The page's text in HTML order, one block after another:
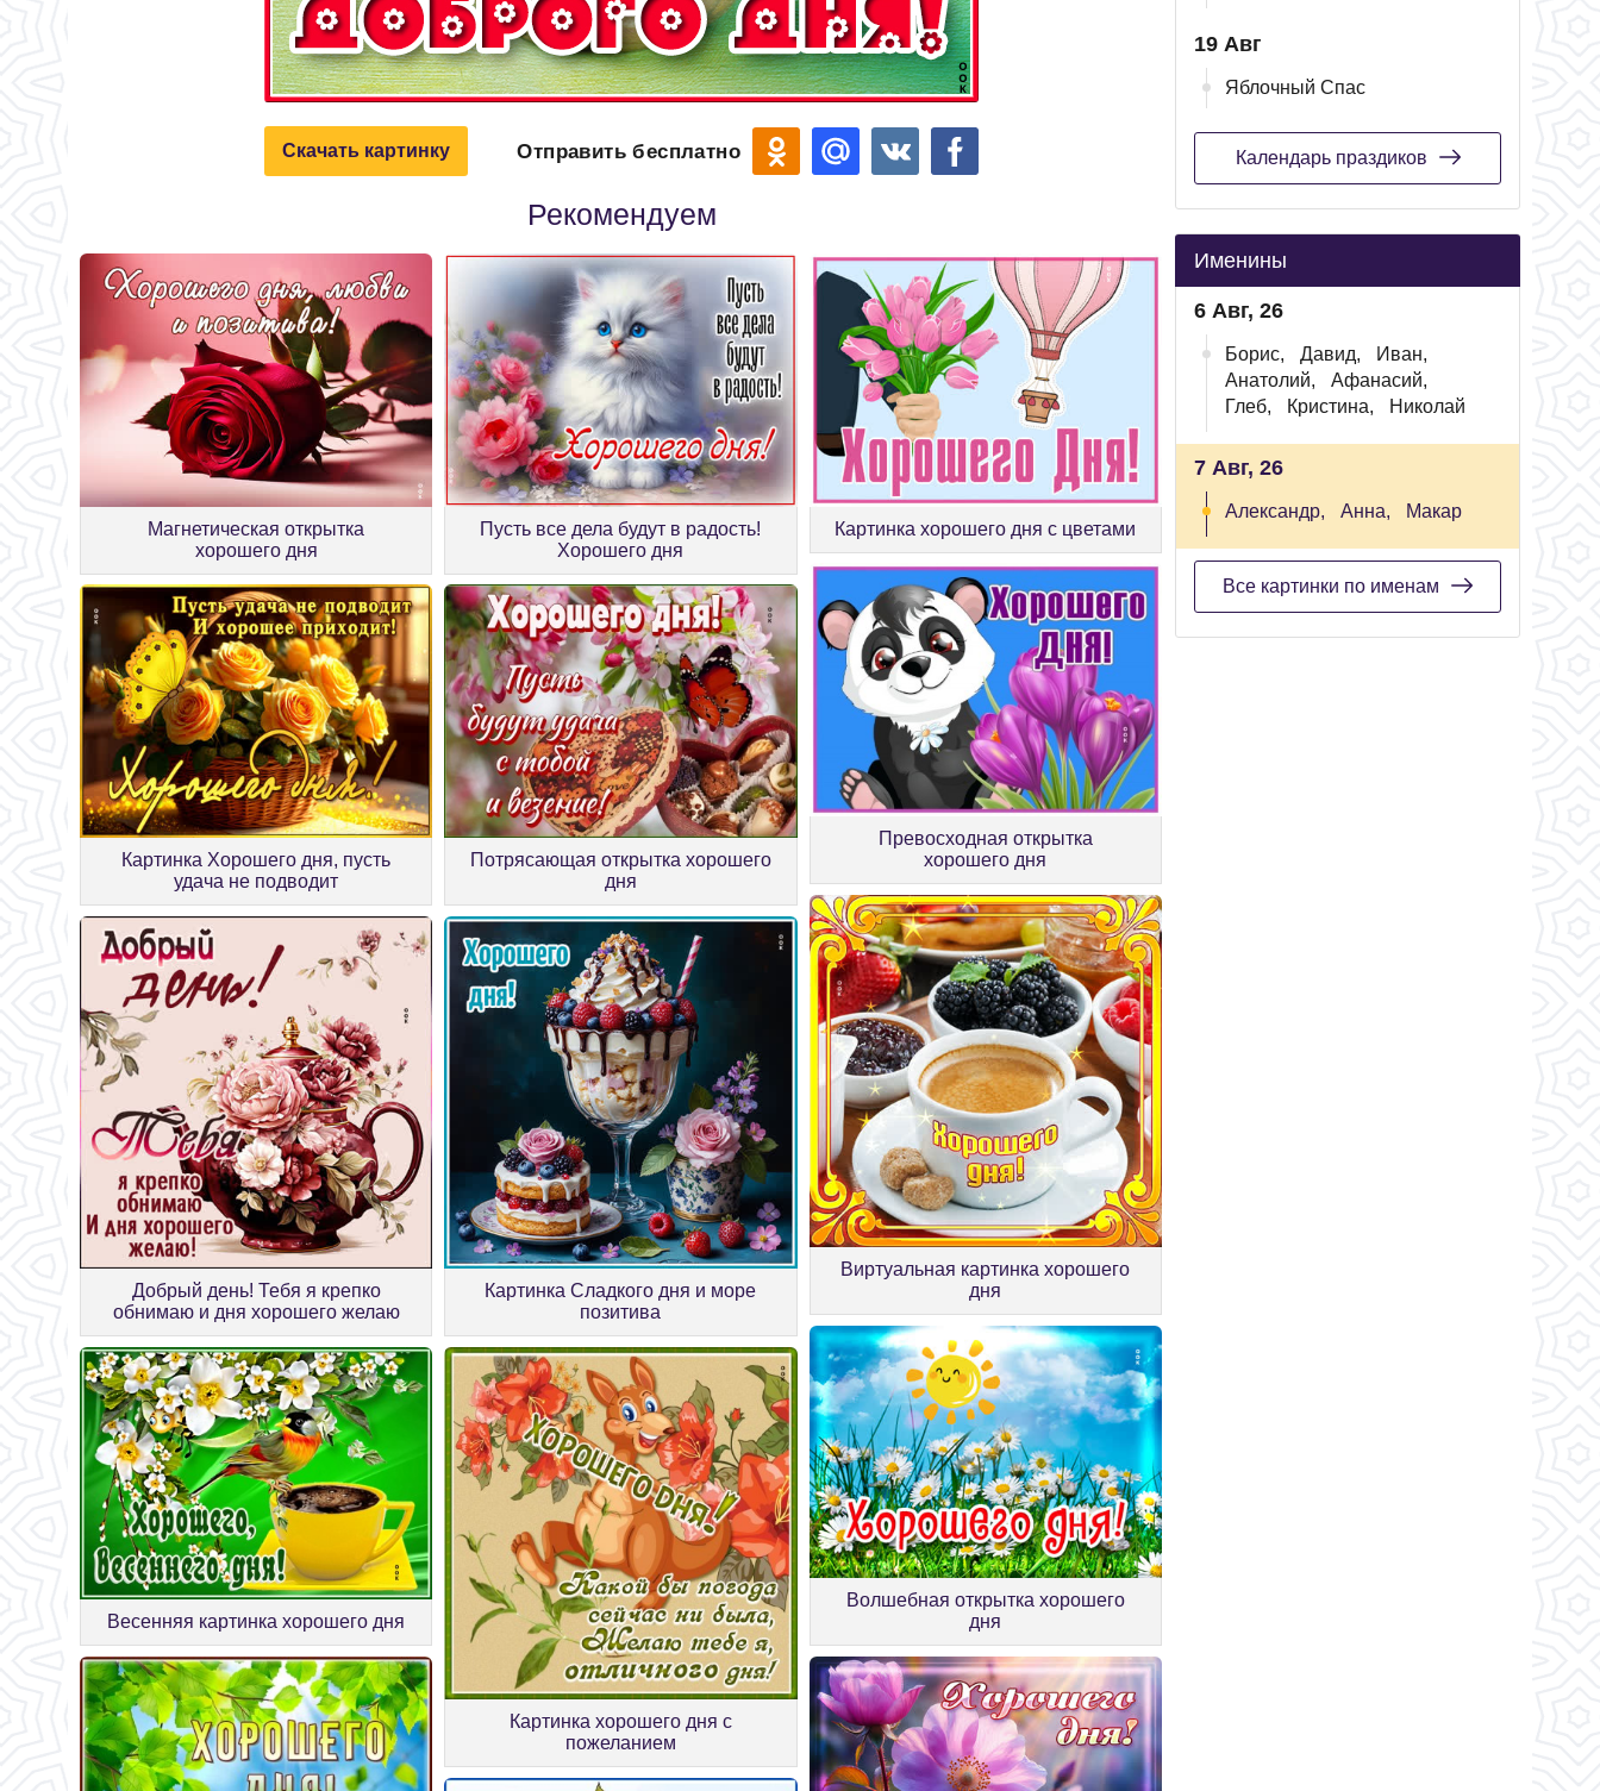
Скачать картинку Отправить бесплатно
Рекомендуем
Магнетическая открытка
хорошего дня
Пусть все дела будут в радость!
Хорошего дня
Картинка хорошего дня с цветами
Картинка Хорошего дня, пусть
удача не подводит
Потрясающая открытка хорошего
дня
Превосходная открытка
хорошего дня
Добрый день! Тебя я крепко
обнимаю и дня хорошего желаю
Картинка Сладкого дня и море
позитива
Виртуальная картинка хорошего
дня
Весенняя картинка хорошего дня
Картинка хорошего дня с
пожеланием
Волшебная открытка хорошего
дня
19 Авг
Яблочный Спас
Календарь праздиков
Именины
6 Авг, 26
Борис, Давид,
Иван,
Анатолий,
Афанасий,
Глеб,
Кристина, Николай
7 Авг, 26
Александр, Анна, Макар
Все картинки по именам